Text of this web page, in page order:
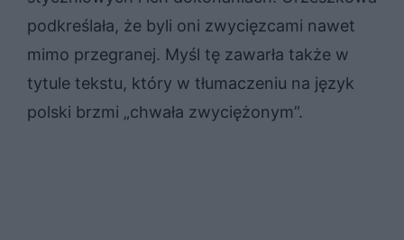
podkreślała, że byli oni zwycięzcami nawet
mimo przegranej. Myśl tę zawarła także w
tytule tekstu, który w tłumaczeniu na język
polski brzmi „chwała zwyciężonym”.